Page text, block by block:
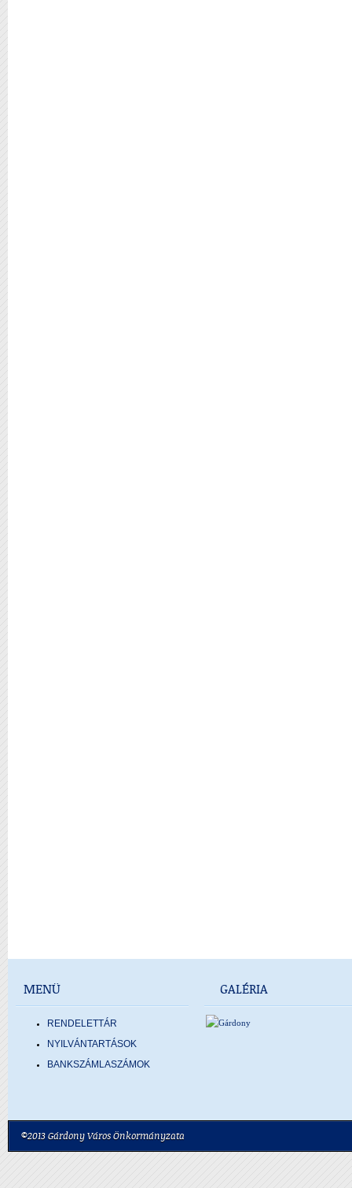
MENÜ
RENDELETTÁR
NYILVÁNTARTÁSOK
BANKSZÁMLASZÁMOK
GALÉRIA
©2013 Gárdony Város Önkormányzata